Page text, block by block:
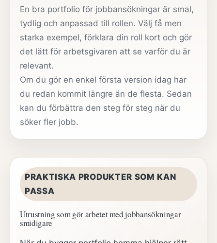
En bra portfolio för jobbansökningar är smal,
tydlig och anpassad till rollen. Välj få men
starka exempel, förklara din roll kort och gör
det lätt för arbetsgivaren att se varför du är
relevant.
Om du gör en enkel första version idag har
du redan kommit längre än de flesta. Sedan
kan du förbättra den steg för steg när du
söker fler jobb.
PRAKTISKA PRODUKTER SOM KAN
PASSA
Utrustning som gör arbetet med jobbansökningar
smidigare